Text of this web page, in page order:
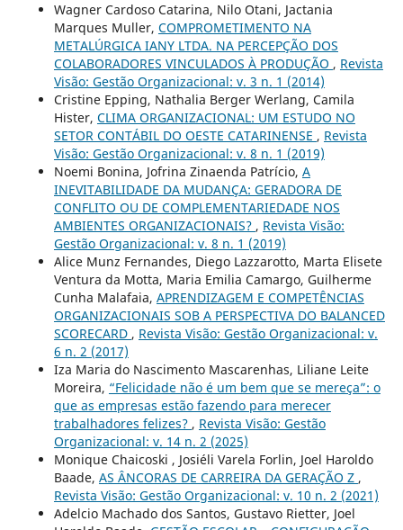
Wagner Cardoso Catarina, Nilo Otani, Jactania
Marques Muller, COMPROMETIMENTO NA
METALÚRGICA IANY LTDA. NA PERCEPÇÃO DOS
COLABORADORES VINCULADOS À PRODUÇÃO , Revista
Visão: Gestão Organizacional: v. 3 n. 1 (2014)
Cristine Epping, Nathalia Berger Werlang, Camila
Hister, CLIMA ORGANIZACIONAL: UM ESTUDO NO
SETOR CONTÁBIL DO OESTE CATARINENSE , Revista
Visão: Gestão Organizacional: v. 8 n. 1 (2019)
Noemi Bonina, Jofrina Zinaenda Patrício, A
INEVITABILIDADE DA MUDANÇA: GERADORA DE
CONFLITO OU DE COMPLEMENTARIEDADE NOS
AMBIENTES ORGANIZACIONAIS? , Revista Visão:
Gestão Organizacional: v. 8 n. 1 (2019)
Alice Munz Fernandes, Diego Lazzarotto, Marta Elisete
Ventura da Motta, Maria Emilia Camargo, Guilherme
Cunha Malafaia, APRENDIZAGEM E COMPETÊNCIAS
ORGANIZACIONAIS SOB A PERSPECTIVA DO BALANCED
SCORECARD , Revista Visão: Gestão Organizacional: v.
6 n. 2 (2017)
Iza Maria do Nascimento Mascarenhas, Liliane Leite
Moreira, “Felicidade não é um bem que se mereça”: o
que as empresas estão fazendo para merecer
trabalhadores felizes? , Revista Visão: Gestão
Organizacional: v. 14 n. 2 (2025)
Monique Chaicoski , Josiéli Varela Forlin, Joel Haroldo
Baade, AS ÂNCORAS DE CARREIRA DA GERAÇÃO Z ,
Revista Visão: Gestão Organizacional: v. 10 n. 2 (2021)
Adelcio Machado dos Santos, Gustavo Rietter, Joel